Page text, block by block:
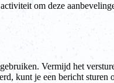
om deze
Vermijd het
kunt je een bericht sturen